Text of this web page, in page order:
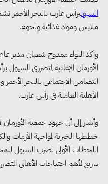
السيول
ملابس ومواد غذائية ولحوم.
وأكد اللواء ممدوح شعبان مدير
الأورمان الإغاثية لمتضررى
التضامن الاجتماعى بالبحر
الأهلية العاملة فى رأس غارب.
وأشار إلى أن جهود جمعية
خططها الخيرية لمواجهة الأزمات
اللحظات الأولى لضرب السيول
سريع لأهم احتياجات الأهالى